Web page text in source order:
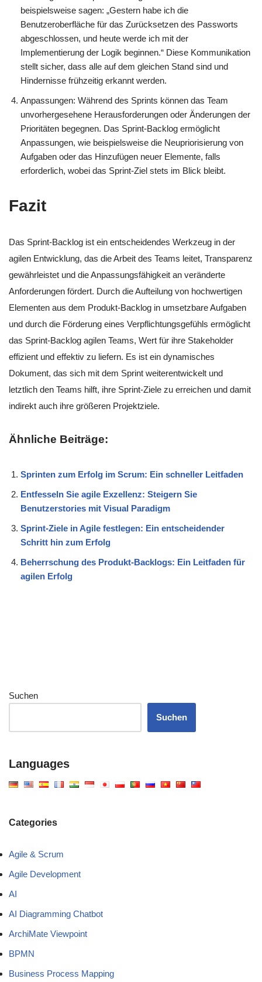
beispielsweise sagen: „Gestern habe ich die
Benutzeroberfläche für das Zurücksetzen des Passworts
abgeschlossen, und heute werde ich mit der
Implementierung der Logik beginnen.“ Diese Kommunikation
stellt sicher, dass alle auf dem gleichen Stand sind und
Hindernisse frühzeitig erkannt werden.
Anpassungen: Während des Sprints können das Team
unvorhergesehene Herausforderungen oder Änderungen der
Prioritäten begegnen. Das Sprint-Backlog ermöglicht
Anpassungen, wie beispielsweise die Neupriorisierung von
Aufgaben oder das Hinzufügen neuer Elemente, falls
erforderlich, wobei das Sprint-Ziel stets im Blick bleibt.
Fazit
Das Sprint-Backlog ist ein entscheidendes Werkzeug in der
agilen Entwicklung, das die Arbeit des Teams leitet, Transparenz
gewährleistet und die Anpassungsfähigkeit an veränderte
Anforderungen fördert. Durch die Aufteilung von hochwertigen
Elementen aus dem Produkt-Backlog in umsetzbare Aufgaben
und durch die Förderung eines Verpflichtungsgefühls ermöglicht
das Sprint-Backlog agilen Teams, Wert für ihre Stakeholder
effizient und effektiv zu liefern. Es ist ein dynamisches
Dokument, das sich mit dem Sprint weiterentwickelt und
letztlich den Teams hilft, ihre Sprint-Ziele zu erreichen und damit
indirekt auch ihre größeren Projektziele.
Ähnliche Beiträge:
Sprinten zum Erfolg im Scrum: Ein schneller Leitfaden
Entfesseln Sie agile Exzellenz: Steigern Sie
Benutzerstories mit Visual Paradigm
Sprint-Ziele in Agile festlegen: Ein entscheidender
Schritt hin zum Erfolg
Beherrschung des Produkt-Backlogs: Ein Leitfaden für
agilen Erfolg
Suchen
Suchen
Languages
Categories
Agile & Scrum
Agile Development
AI
AI Diagramming Chatbot
ArchiMate Viewpoint
BPMN
Business Process Mapping